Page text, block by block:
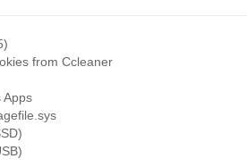
from Ccleaner
Apps